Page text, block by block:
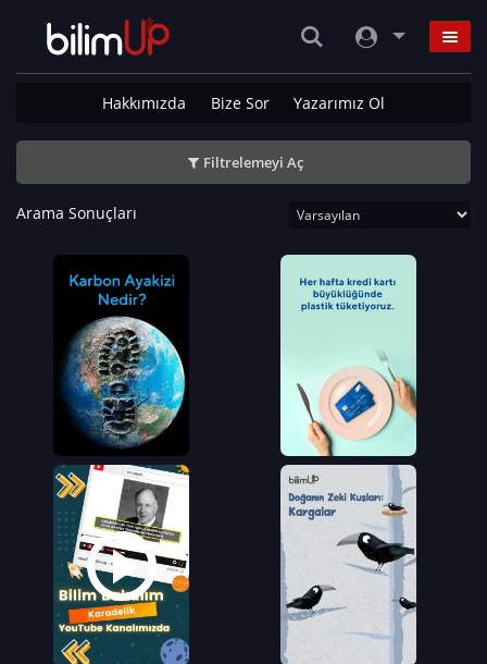
Hakkımızda Bize Sor Yazarımız Ol
Filtrelemeyi Aç
Arama Sonuçları